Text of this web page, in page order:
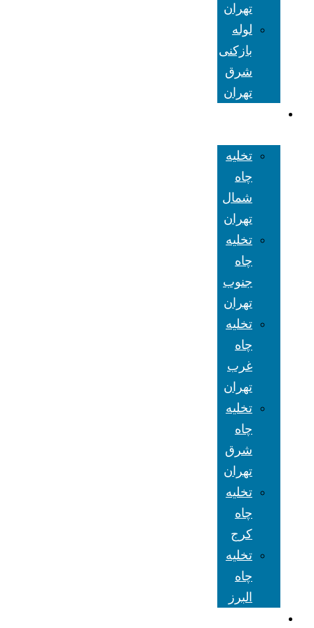
تهران
لوله
بازکنی
شرق
تهران
تخلیه
چاه
شمال
تهران
تخلیه
چاه
جنوب
تهران
تخلیه
چاه
غرب
تهران
تخلیه
چاه
شرق
تهران
تخلیه
چاه
کرج
تخلیه
چاه
البرز